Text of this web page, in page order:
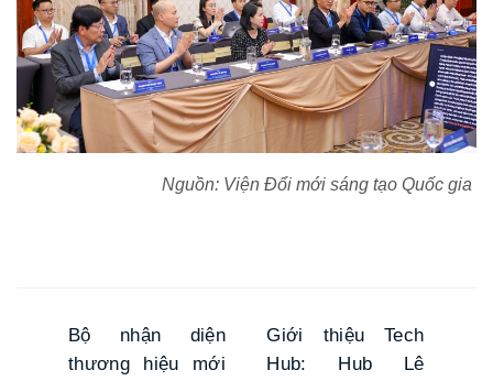
Nguồn: Viện Đổi mới sáng tạo Quốc gia
Bộ nhận diện
thương hiệu mới
Giới thiệu Tech
Hub: Hub Lê